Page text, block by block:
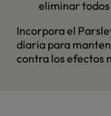
eliminar todos
Incorpora el
diaria para
contra los efectos